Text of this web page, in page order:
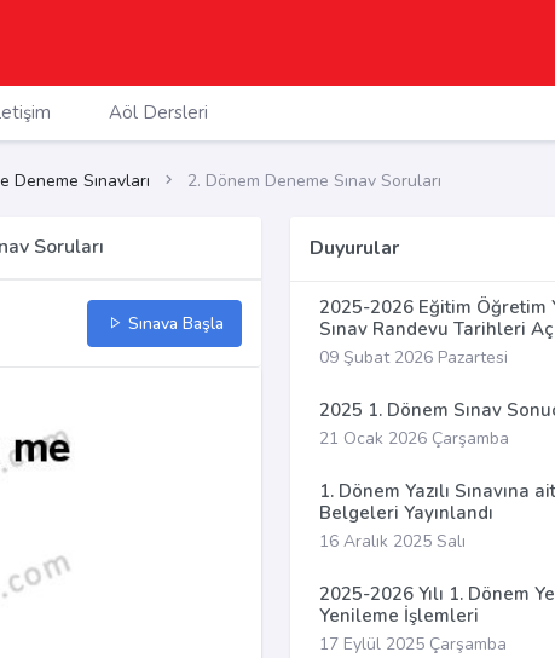
Aöl Dersleri
Deneme Sınavları 2. Dönem Deneme Sınav Soruları
Soruları
Sınava Başla
Duyurular
2025-2026 Eğitim Öğretim
Sınav Randevu Tarihleri
09 Şubat 2026 Pazartesi
2025 1. Dönem Sınav
21 Ocak 2026 Çarşamba
1. Dönem Yazılı Sınavına
Belgeleri Yayınlandı
16 Aralık 2025 Salı
2025-2026 Yılı 1. Dönem
Yenileme İşlemleri
17 Eylül 2025 Çarşamba